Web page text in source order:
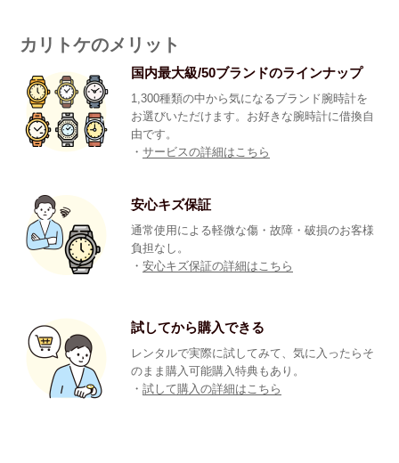
カリトケのメリット
国内最大級/50ブランドのラインナップ
1,300種類の中から気になるブランド腕時計を
お選びいただけます。お好きな腕時計に借換自
由です。
・サービスの詳細はこちら
安心キズ保証
通常使用による軽微な傷・故障・破損のお客様
負担なし。
・安心キズ保証の詳細はこちら
試してから購入できる
レンタルで実際に試してみて、気に入ったらそ
のまま購入可能購入特典もあり。
・試して購入の詳細はこちら